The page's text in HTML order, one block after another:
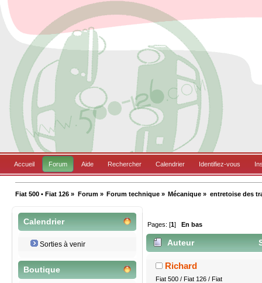
Accueil Forum Aide Rechercher Calendrier Identifiez-vous
Fiat 500 • Fiat 126 » Forum» Forum technique» Mécanique » entretoise des
Calendrier
Sorties à venir
Boutique
Pages: [1] En bas
Auteur
Richard
Fiat 500 / Fiat 126 / Fiat